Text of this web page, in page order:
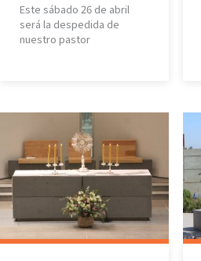
Este sábado 26 de abril
será la despedida de
nuestro pastor